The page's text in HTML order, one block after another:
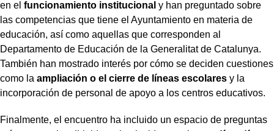
en el funcionamiento institucional y han preguntado sobre
las competencias que tiene el Ayuntamiento en materia de
educación, así como aquellas que corresponden al
Departamento de Educación de la Generalitat de Catalunya.
También han mostrado interés por cómo se deciden cuestiones
como la ampliación o el cierre de líneas escolares y la
incorporación de personal de apoyo a los centros educativos.
Finalmente, el encuentro ha incluido un espacio de preguntas